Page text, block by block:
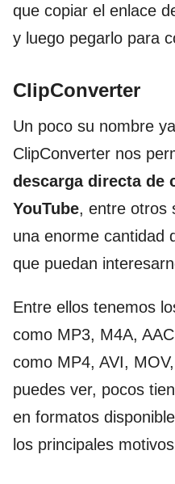
que copiar el enlace
y luego pegarlo para
ClipConverter
Un poco su nombre
ClipConverter nos
descarga directa de
YouTube, entre otros
una enorme cantidad
que puedan
Entre ellos tenemos
como MP3, M4A,
como MP4, AVI,
puedes ver, pocos
en formatos
los principales